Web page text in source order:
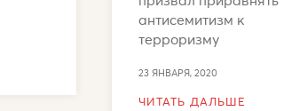
антисемитизм к
терроризму
23 ЯНВАРЯ, 2020
ЧИТАТЬ ДАЛЬШЕ